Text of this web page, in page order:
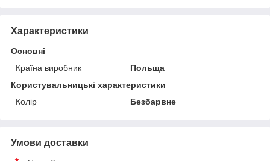
Характеристики
Основні
Країна виробник
Польща
Користувальницькі характеристики
Колір
Безбарвне
Умови доставки